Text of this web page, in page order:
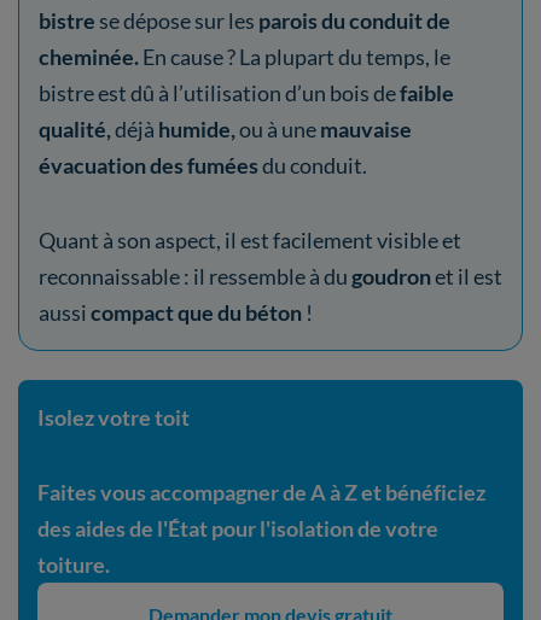
bistre se dépose sur les parois du conduit de
cheminée.En cause ? La plupart du temps, le
bistre est dû à l’utilisation d’un bois defaible
qualité,déjà humide,ou à unemauvaise
évacuation des fuméesdu conduit.
Quant à son aspect, il est facilement visible et
reconnaissable : il ressemble à dugoudronet il est
aussicompact que du béton !
Isolez votre toit
Faites vous accompagner de A à Z et bénéficiez
des aides de l'État pour l'isolation de votre
toiture.
Demander mon devis gratuit